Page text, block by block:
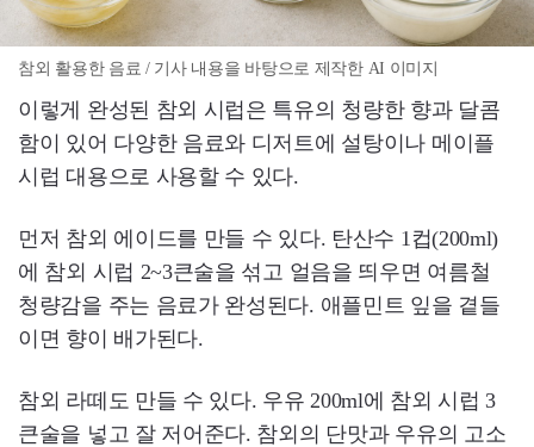
참외 활용한 음료 / 기사 내용을 바탕으로 제작한 AI 이미지
이렇게 완성된 참외 시럽은 특유의 청량한 향과 달콤
함이 있어 다양한 음료와 디저트에 설탕이나 메이플
시럽 대용으로 사용할 수 있다.
먼저 참외 에이드를 만들 수 있다. 탄산수 1컵(200ml)
에 참외 시럽 2~3큰술을 섞고 얼음을 띄우면 여름철
청량감을 주는 음료가 완성된다. 애플민트 잎을 곁들
이면 향이 배가된다.
참외 라떼도 만들 수 있다. 우유 200ml에 참외 시럽 3
큰술을 넣고 잘 저어준다. 참외의 단맛과 우유의 고소